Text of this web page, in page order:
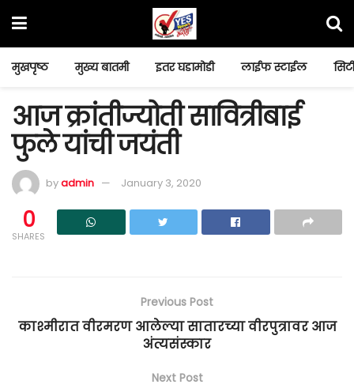
मुखपृष्ठ मुख्य बातमी इतर घडामोडी लाईफ स्टाईल
आज क्रांतीज्योती सावित्रीबाई
फुले यांची जयंती
byadmin January 3, 2020
0
SHARES
Previous Post
काश्मीरात वीरमरण आलेल्या सातारच्या वीरपुत्रावर आज
अंत्यसंस्कार
Next Post